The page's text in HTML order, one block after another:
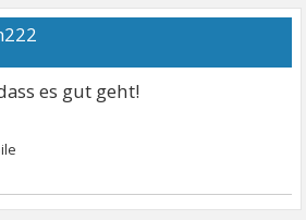
es gut geht!